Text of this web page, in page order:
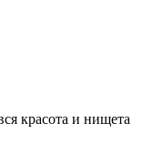
красота и нищета